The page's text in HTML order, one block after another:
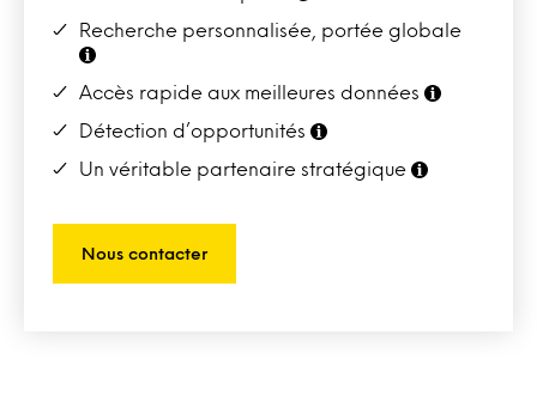
Recherche personnalisée, portée globale
Accès rapide aux meilleures données
Détection d’opportunités
Un véritable partenaire stratégique
Nous contacter